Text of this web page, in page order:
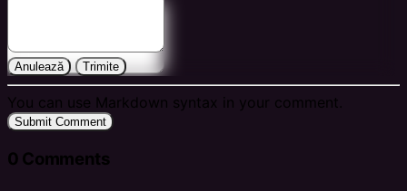
Anulează Trimite
You can use Markdown syntax in your comment.
Submit Comment
0 Comments